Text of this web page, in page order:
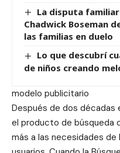
La disputa
Chadwick Boseman
las familias en duelo
Lo que descubrí
de niños creando
modelo publicitario
Después de dos décadas
el producto de búsqueda
más a las necesidades de